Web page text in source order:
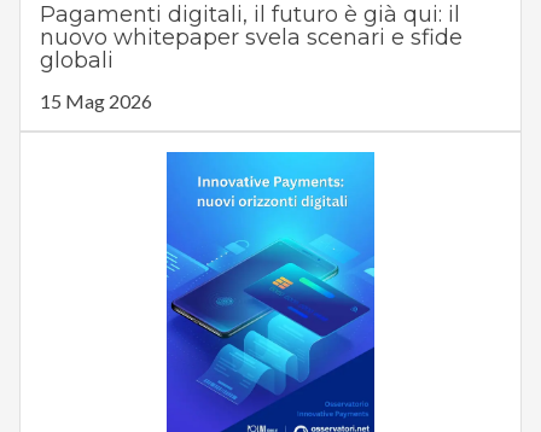
Pagamenti digitali, il futuro è già qui: il
nuovo whitepaper svela scenari e sfide
globali
15 Mag 2026